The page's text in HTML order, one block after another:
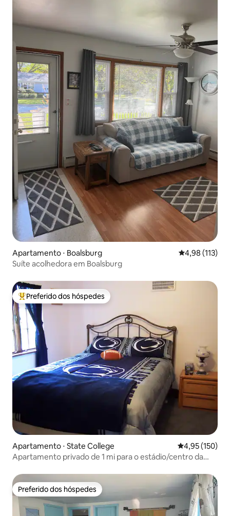
Apartamento ⋅ Boalsburg 4,98 de uma
4,98 (113)
Suíte acolhedora em Boalsburg
Entre os melhores preferidos dos hóspedes
Preferido dos hóspedes
Apartamento ⋅ State College 4,95 de uma
4,95 (150)
Apartamento privado de 1 mi para o estádio/centro da
Preferido dos hóspedes
Preferido dos hóspedes